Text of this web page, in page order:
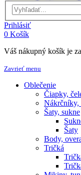
Prihlásiť
0 Košík
Váš nákupný košík je
Zavrieť menu
Oblečenie
Čiapky,
Nákrčníky,
Šaty, sukne
Šaty
Body,
Tričká